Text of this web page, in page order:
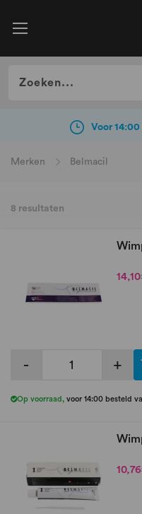
Merken Belmacil
8 resultaten
14,10
- +
Op voorraad , voor 14:00 besteld
10,76